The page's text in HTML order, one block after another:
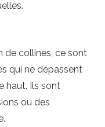
de collines, ce sont
qui ne dépassent
haut. Ils sont
ou des